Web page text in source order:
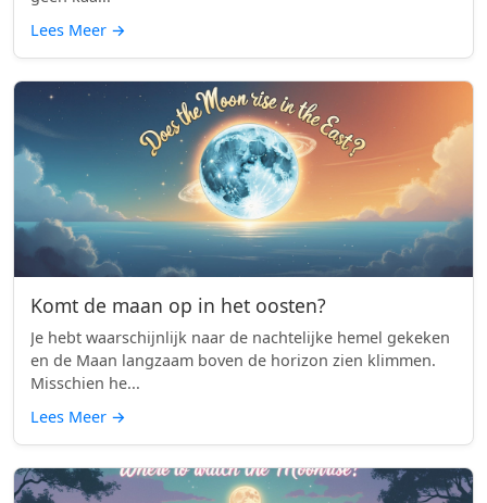
Lees Meer →
Komt de maan op in het oosten?
Je hebt waarschijnlijk naar de nachtelijke hemel gekeken
en de Maan langzaam boven de horizon zien klimmen.
Misschien he...
Lees Meer →